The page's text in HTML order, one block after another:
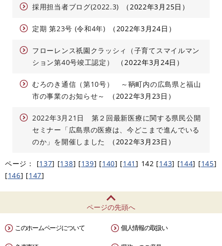
採用担当者ブログ(2022.3) 2022年3月25日
定期 第23号 (令和4年) 2022年3月24日
フローレンス祇園クラッシィ（子育てスマイルマン
ション第40号竣工認定）
2022年3月24日
むろのき通信（第10号） ～鞆町内の広島県と福山
市の事業のお知らせ～
2022年3月23日
2022年3月21日 第２回最新医療に関する県民公開
セミナー「広島県の医療は、今どこまで進んでいる
のか」を開催しました
2022年3月23日
ページ： [137] [138] [139] [140] [141] 142 [143] [144] [145]
[146] [147]
ページの先頭へ
このホームページについて 個人情報の取扱い